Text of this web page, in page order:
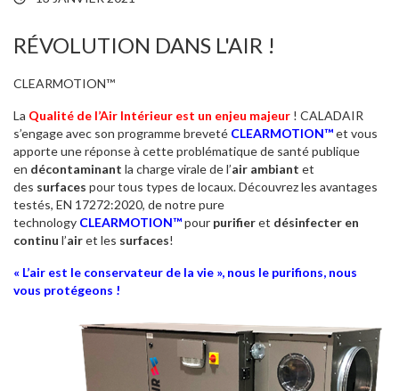
RÉVOLUTION DANS L'AIR !
CLEARMOTION™
La Qualité de l’Air Intérieur est un enjeu majeur ! CALADAIR
s’engage avec son programme breveté CLEARMOTION™et vous
apporte une réponse à cette problématique de santé publique
en décontaminant la charge virale de l’air ambiant et
des surfaces pour tous types de locaux. Découvrez les avantages
testés, EN 17272:2020, de notre pure
technology CLEARMOTION™pour purifieret désinfecter en
continu l’airet les surfaces!
« L’air est le conservateur de la vie », nous le purifions, nous
vous protégeons !